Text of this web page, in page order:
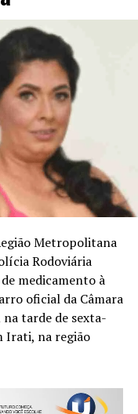
Metropolitana
Rodoviária
medicamento à
oficial da Câmara
tarde de sexta-
Irati, na região